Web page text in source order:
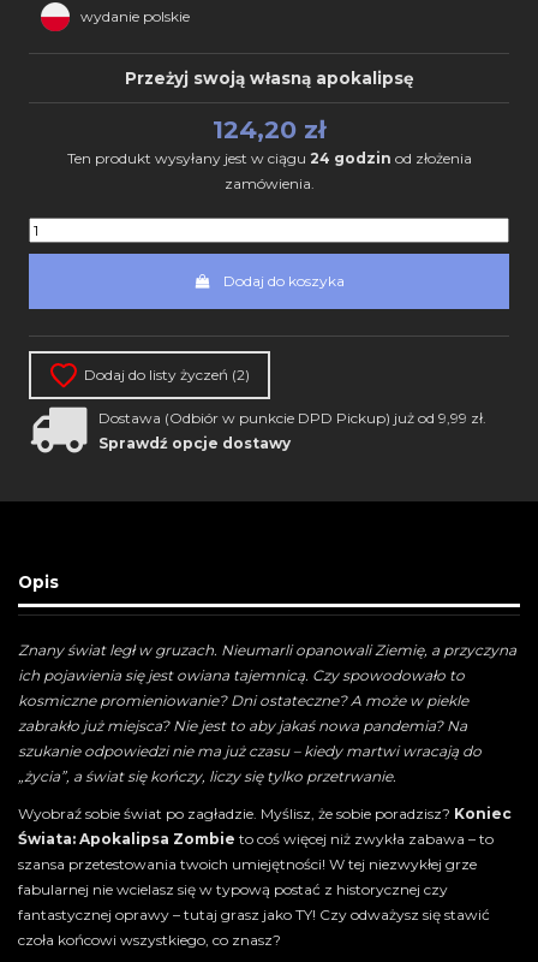
wydanie polskie
Przeżyj swoją własną apokalipsę
124,20 zł
Ten produkt wysyłany jest w ciągu 24 godzin od złożenia
zamówienia.
Dodaj do koszyka
Dodaj do listy życzeń (2)
Dostawa (Odbiór w punkcie DPD Pickup) już od 9,99 zł.
Sprawdź opcje dostawy
Opis
Znany świat legł w gruzach. Nieumarli opanowali Ziemię, a przyczyna
ich pojawienia się jest owiana tajemnicą. Czy spowodowało to
kosmiczne promieniowanie? Dni ostateczne? A może w piekle
zabrakło już miejsca? Nie jest to aby jakaś nowa pandemia? Na
szukanie odpowiedzi nie ma już czasu – kiedy martwi wracają do
„życia”, a świat się kończy, liczy się tylko przetrwanie.
Wyobraź sobie świat po zagładzie. Myślisz, że sobie poradzisz? Koniec
Świata: Apokalipsa Zombie to coś więcej niż zwykła zabawa – to
szansa przetestowania twoich umiejętności! W tej niezwykłej grze
fabularnej nie wcielasz się w typową postać z historycznej czy
fantastycznej oprawy – tutaj grasz jako TY! Czy odważysz się stawić
czoła końcowi wszystkiego, co znasz?